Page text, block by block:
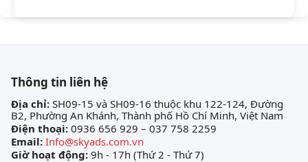
Thông tin liên hệ
Địa chỉ: SH09-15 và SH09-16 thuộc khu 122-124, Đường
B2, Phường An Khánh, Thành phố Hồ Chí Minh, Việt Nam
Điện thoại: 0936 656 929 – 037 758 2259
Email: Info@skyads.com.vn
Giờ hoạt động: 9h - 17h (Thứ 2 - Thứ 7)